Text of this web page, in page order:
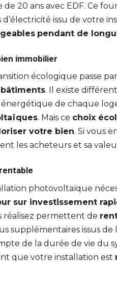
de 20 ans avec EDF. Ce
issu de votre
pendant de
immobilier
écologique passe
. Il existe
de chaque
. Mais ce choix
votre bien. Si vous
les acheteurs et sa
photovoltaïque
sur investissement
réalisez permettent de
supplémentaires issus
de la durée de vie du
que votre installation est